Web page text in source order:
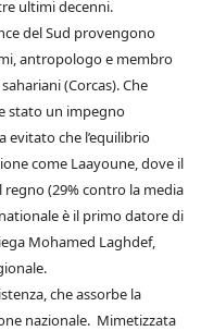
ultimi decenni.
del Sud provengono
antropologo e membro
(Corcas). Che
stato un impegno
evitato che l’equilibrio
come Laayoune, dove il
(29% contro la media
è il primo datore di
Mohamed Laghdef,
che assorbe la
nazionale. Mimetizzata